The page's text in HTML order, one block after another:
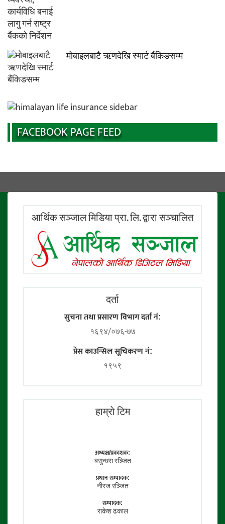
मोबाइलबाटै ऋणदेखि स्मार्ट बैंकिङसम्म
FACEBOOK PAGE FEED
आर्थिक सञ्जाल मिडिया प्रा. लि. द्वारा सञ्चालित
दर्ता
सुचना तथा प्रसारण विभाग दर्ता नं:
१६९४/०७६-७७
प्रेस काउन्सिल सूचिकरण नं:
१९५९
हाम्राे टिम
अध्यक्ष/प्रकाशक:
बसुन्धरा रञ्जित
प्रधान सम्पादक:
नीरज रञ्जित
सम्पादक:
राकेश ढकाल